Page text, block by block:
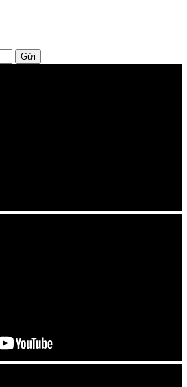
Gửi